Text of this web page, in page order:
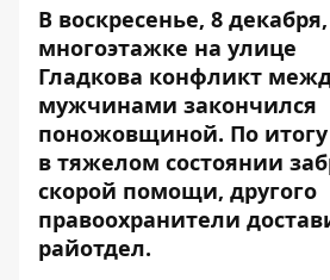
В воскресенье, 8
многоэтажке на улице
Гладкова конфликт
мужчинами закончился
поножовщиной. По
в тяжелом состоянии
скорой помощи, другого
правоохранители
райотдел.